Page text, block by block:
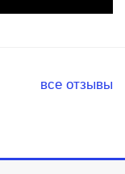
все отзывы